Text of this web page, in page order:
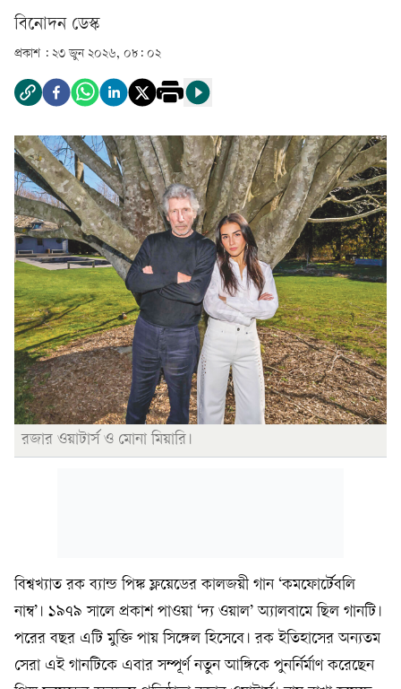
বিনোদন ডেস্ক
প্রকাশ : ২৩ জুন ২০২৬, ০৮: ০২
রজার ওয়াটার্স ও মোনা মিয়ারি।
বিশ্বখ্যাত রক ব্যান্ড পিঙ্ক ফ্লয়েডের কালজয়ী গান ‘কমফোর্টেবলি
নাম্ব’। ১৯৭৯ সালে প্রকাশ পাওয়া ‘দ্য ওয়াল’ অ্যালবামে ছিল গানটি।
পরের বছর এটি মুক্তি পায় সিঙ্গেল হিসেবে। রক ইতিহাসের অন্যতম
সেরা এই গানটিকে এবার সম্পূর্ণ নতুন আঙ্গিকে পুনর্নির্মাণ করেছেন